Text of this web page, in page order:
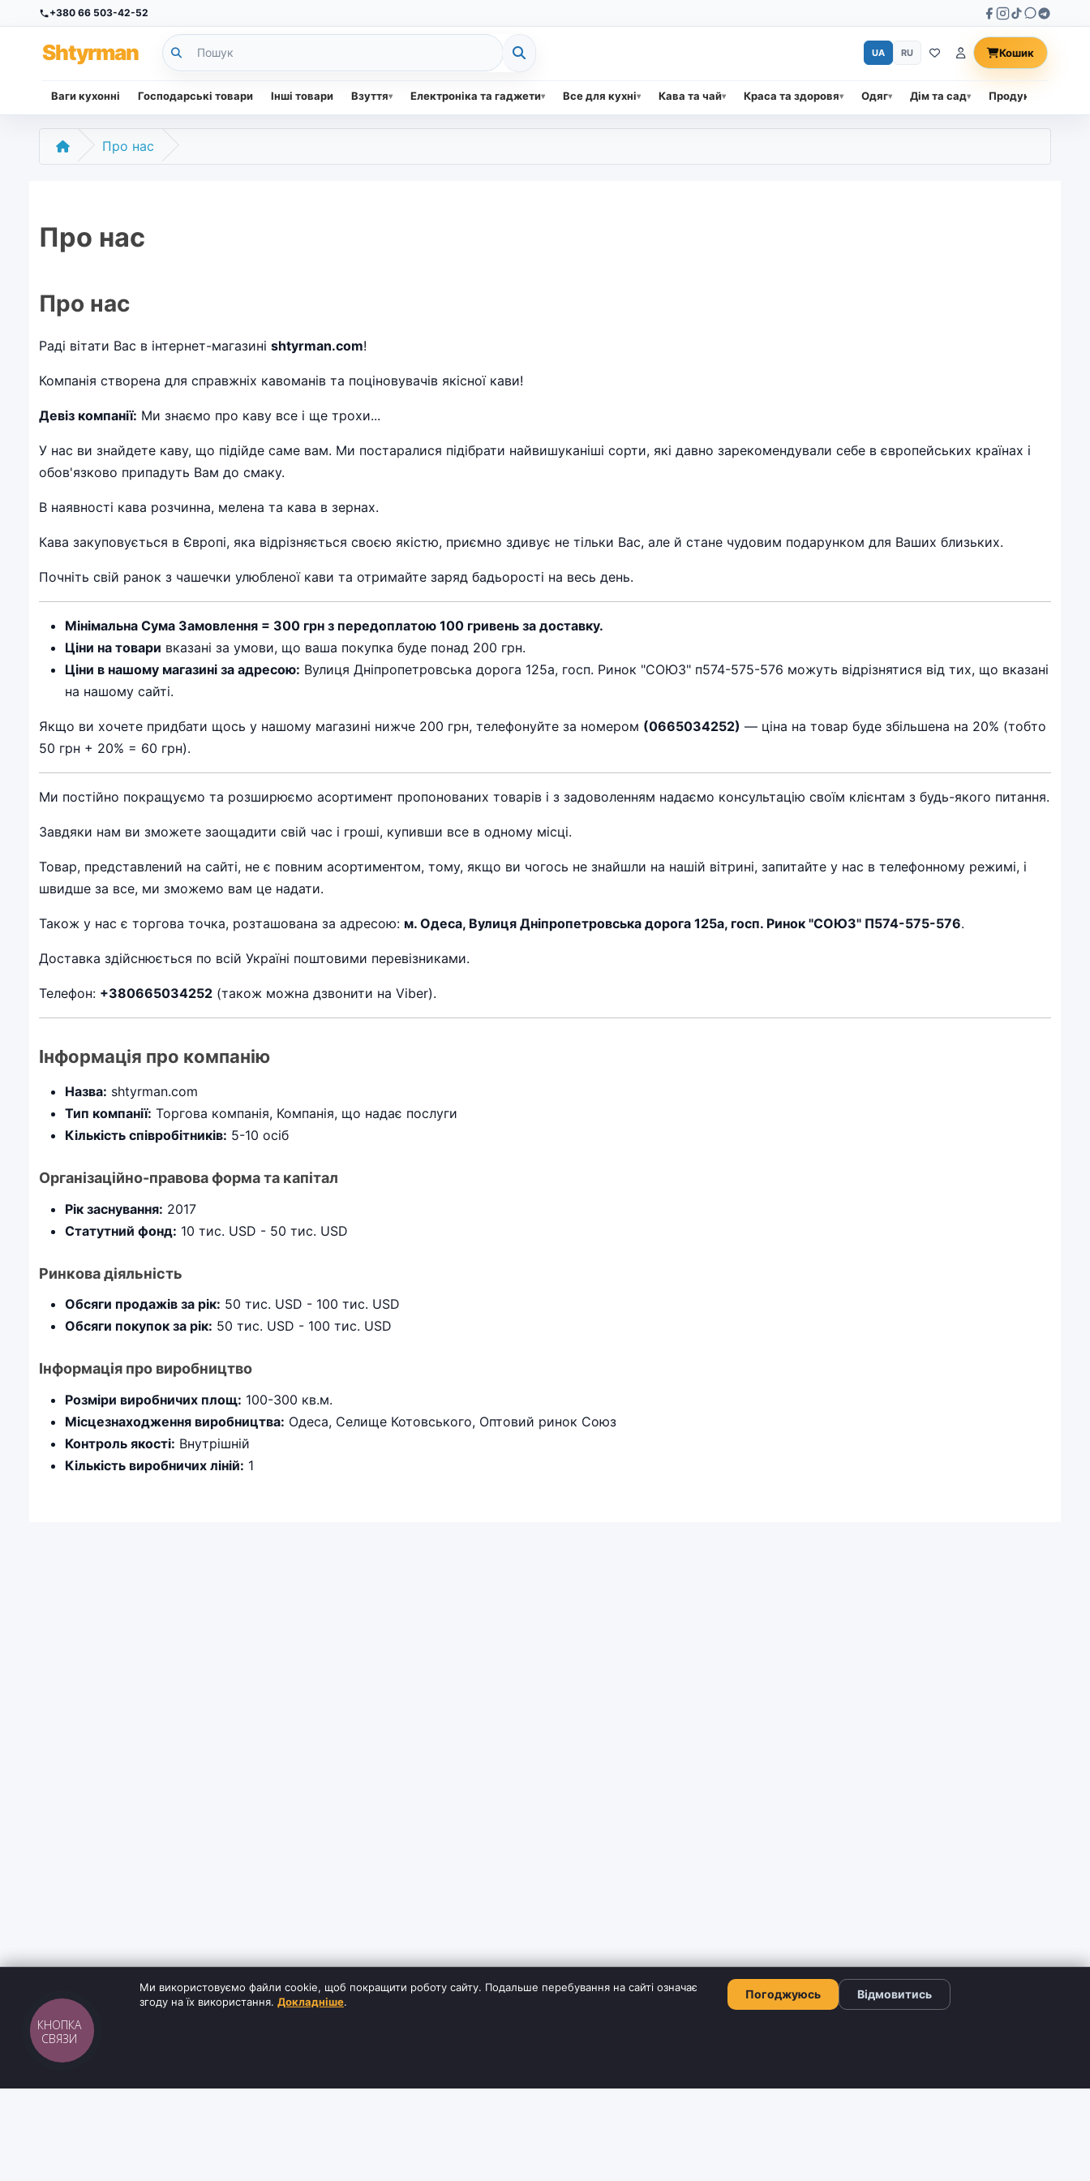
+380 66 503-42-52
Shtyrman
Ваги кухонні Господарські товари Інші товари Взуття Електроніка та гаджети Все для кухні Кава та чай Краса та здоровя Одяг Дім та сад Продукти
UA RU Кошик
Про нас
Про нас
Про нас
Раді вітати Вас в інтернет-магазині shtyrman.com!
Компанія створена для справжніх кавоманів та поціновувачів якісної кави!
Девіз компанії: Ми знаємо про каву все і ще трохи...
У нас ви знайдете каву, що підійде саме вам. Ми постаралися підібрати найвишуканіші сорти, які давно зарекомендували себе в європейських країнах і
обов'язково припадуть Вам до смаку.
В наявності кава розчинна, мелена та кава в зернах.
Кава закуповується в Європі, яка відрізняється своєю якістю, приємно здивує не тільки Вас, але й стане чудовим подарунком для Ваших близьких.
Почніть свій ранок з чашечки улюбленої кави та отримайте заряд бадьорості на весь день.
Мінімальна Сума Замовлення = 300 грн з передоплатою 100 гривень за доставку.
Ціни на товари вказані за умови, що ваша покупка буде понад 200 грн.
Ціни в нашому магазині за адресою: Вулиця Дніпропетровська дорога 125а, госп. Ринок "СОЮЗ" п574-575-576 можуть відрізнятися від тих, що вказані
на нашому сайті.
Якщо ви хочете придбати щось у нашому магазині нижче 200 грн, телефонуйте за номером (0665034252) — ціна на товар буде збільшена на 20% (тобто
50 грн + 20% = 60 грн).
Ми постійно покращуємо та розширюємо асортимент пропонованих товарів і з задоволенням надаємо консультацію своїм клієнтам з будь-якого питання.
Завдяки нам ви зможете заощадити свій час і гроші, купивши все в одному місці.
Товар, представлений на сайті, не є повним асортиментом, тому, якщо ви чогось не знайшли на нашій вітрині, запитайте у нас в телефонному режимі, і
швидше за все, ми зможемо вам це надати.
Також у нас є торгова точка, розташована за адресою: м. Одеса, Вулиця Дніпропетровська дорога 125а, госп. Ринок "СОЮЗ" П574-575-576.
Доставка здійснюється по всій Україні поштовими перевізниками.
Телефон: +380665034252 (також можна дзвонити на Viber).
Інформація про компанію
Назва: shtyrman.com
Тип компанії: Торгова компанія, Компанія, що надає послуги
Кількість співробітників: 5-10 осіб
Організаційно-правова форма та капітал
Рік заснування: 2017
Статутний фонд: 10 тис. USD - 50 тис. USD
Ринкова діяльність
Обсяги продажів за рік: 50 тис. USD - 100 тис. USD
Обсяги покупок за рік: 50 тис. USD - 100 тис. USD
Інформація про виробництво
Розміри виробничих площ: 100-300 кв.м.
Місцезнаходження виробництва: Одеса, Селище Котовського, Оптовий ринок Союз
Контроль якості: Внутрішній
Кількість виробничих ліній: 1
Ми використовуємо файли cookie, щоб покращити роботу сайту. Подальше перебування на сайті означає
згоду на їх використання. Докладніше.
Погоджуюсь Відмовитись
КНОПКА
СВЯЗИ